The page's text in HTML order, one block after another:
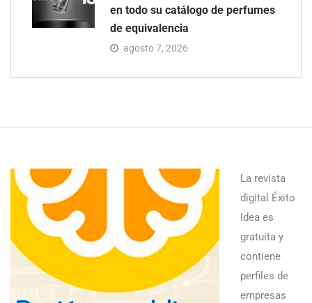
en todo su catálogo de perfumes
de equivalencia
agosto 7, 2026
La revista
digital Éxito
Idea es
gratuita y
contiene
perfiles de
empresas